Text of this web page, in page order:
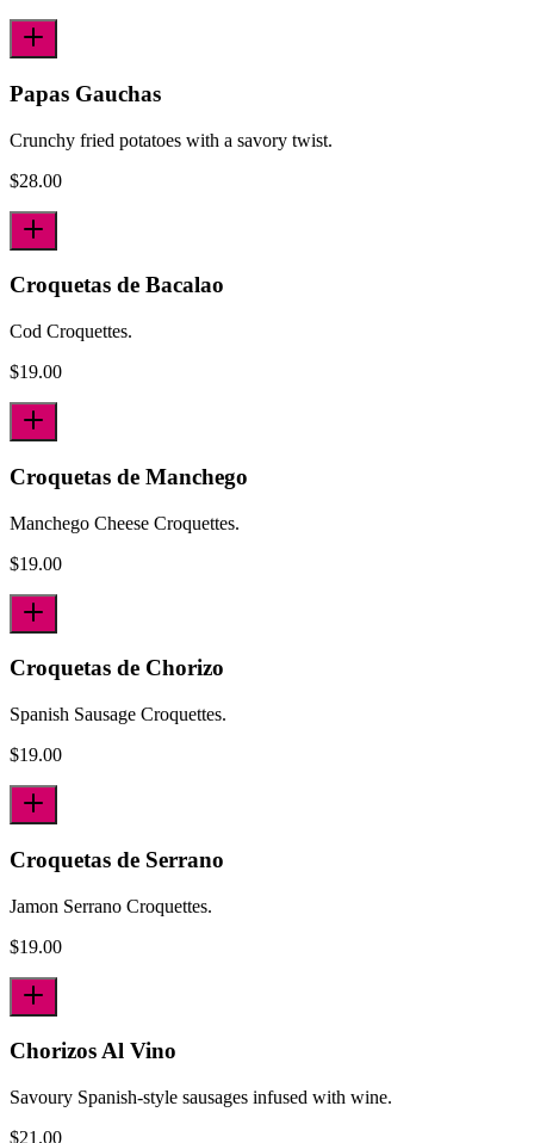
Papas Gauchas
Crunchy fried potatoes with a savory twist.
$28.00
Croquetas de Bacalao
Cod Croquettes.
$19.00
Croquetas de Manchego
Manchego Cheese Croquettes.
$19.00
Croquetas de Chorizo
Spanish Sausage Croquettes.
$19.00
Croquetas de Serrano
Jamon Serrano Croquettes.
$19.00
Chorizos Al Vino
Savoury Spanish-style sausages infused with wine.
$21.00